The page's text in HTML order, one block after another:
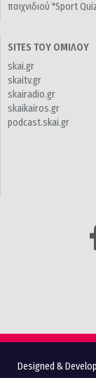
παιχνιδιού "Sport
SITES ΤΟΥ ΟΜΙΛΟΥ
skai.gr
skaitv.gr
skairadio.gr
skaikairos.gr
podcast.skai.gr
Designed &